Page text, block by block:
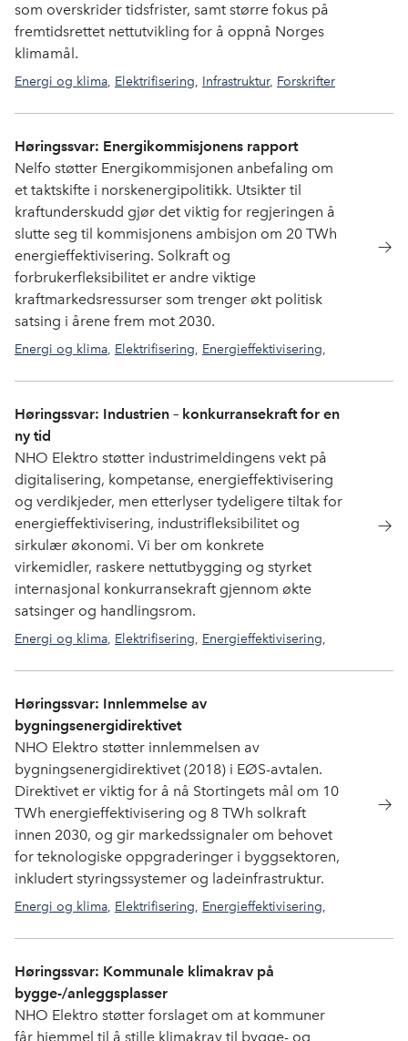
som overskrider tidsfrister, samt større fokus på
fremtidsrettet nettutvikling for å oppnå Norges
klimamål.
Energi og klima, Elektrifisering, Infrastruktur, Forskrifter
Høringssvar: Energikommisjonens rapport
Nelfo støtter Energikommisjonen anbefaling om
et taktskifte i norskenergipolitikk. Utsikter til
kraftunderskudd gjør det viktig for regjeringen å
slutte seg til kommisjonens ambisjon om 20 TWh
energieffektivisering. Solkraft og
forbrukerfleksibilitet er andre viktige
kraftmarkedsressurser som trenger økt politisk
satsing i årene frem mot 2030.
Energi og klima, Elektrifisering, Energieffektivisering,
Høringssvar: Industrien – konkurransekraft for en
ny tid
NHO Elektro støtter industrimeldingens vekt på
digitalisering, kompetanse, energieffektivisering
og verdikjeder, men etterlyser tydeligere tiltak for
energieffektivisering, industrifleksibilitet og
sirkulær økonomi. Vi ber om konkrete
virkemidler, raskere nettutbygging og styrket
internasjonal konkurransekraft gjennom økte
satsinger og handlingsrom.
Energi og klima, Elektrifisering, Energieffektivisering,
Høringssvar: Innlemmelse av
bygningsenergidirektivet
NHO Elektro støtter innlemmelsen av
bygningsenergidirektivet (2018) i EØS-avtalen.
Direktivet er viktig for å nå Stortingets mål om 10
TWh energieffektivisering og 8 TWh solkraft
innen 2030, og gir markedssignaler om behovet
for teknologiske oppgraderinger i byggsektoren,
inkludert styringssystemer og ladeinfrastruktur.
Energi og klima, Elektrifisering, Energieffektivisering,
Høringssvar: Kommunale klimakrav på
bygge-/anleggsplasser
NHO Elektro støtter forslaget om at kommuner
får hjemmel til å stille klimakrav til bygge- og